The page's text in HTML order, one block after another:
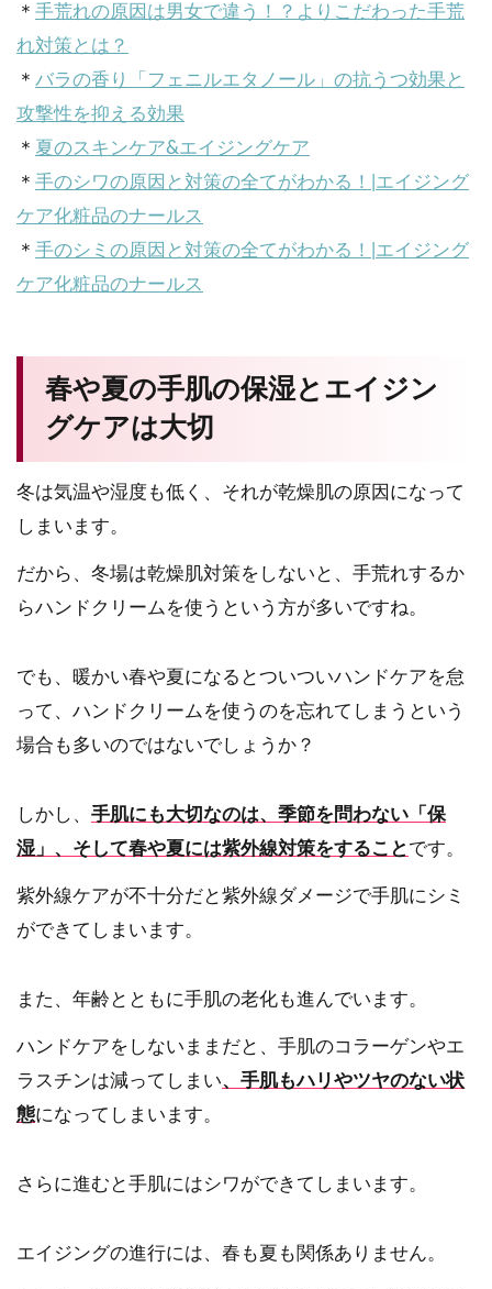
＊ 手荒れの原因は男女で違う！？よりこだわった手荒
れ対策とは？
＊ バラの香り「フェニルエタノール」の抗うつ効果と
攻撃性を抑える効果
＊ 夏のスキンケア&エイジングケア
＊ 手のシワの原因と対策の全てがわかる！|エイジング
ケア化粧品のナールス
＊ 手のシミの原因と対策の全てがわかる！|エイジング
ケア化粧品のナールス
春や夏の手肌の保湿とエイジン
グケアは大切
冬は気温や湿度も低く、それが乾燥肌の原因になって
しまいます。
だから、冬場は乾燥肌対策をしないと、手荒れするか
らハンドクリームを使うという方が多いですね。
でも、暖かい春や夏になるとついついハンドケアを怠
って、ハンドクリームを使うのを忘れてしまうという
場合も多いのではないでしょうか？
しかし、 手肌にも大切なのは、季節を問わない「保
湿」、そして春や夏には紫外線対策をすることです。
紫外線ケアが不十分だと紫外線ダメージで手肌にシミ
ができてしまいます。
また、年齢とともに手肌の老化も進んでいます。
ハンドケアをしないままだと、手肌のコラーゲンやエ
ラスチンは減ってしまい、手肌もハリやツヤのない状
態になってしまいます。
さらに進むと手肌にはシワができてしまいます。
エイジングの進行には、春も夏も関係ありません。